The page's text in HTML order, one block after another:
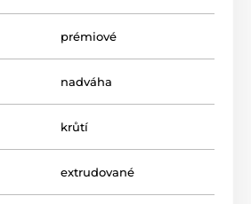
prémiové
nadváha
krůtí
extrudované